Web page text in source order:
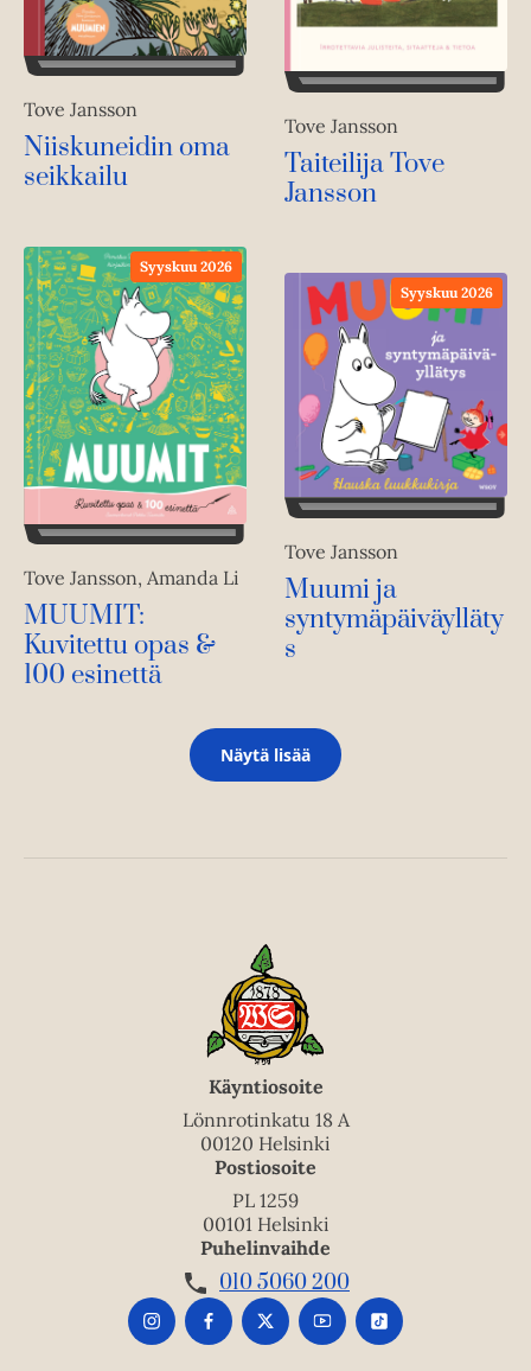
Tove Jansson
Niiskuneidin oma
seikkailu
Tove Jansson
Taiteilija Tove
Jansson
Syyskuu 2026
Tove Jansson, Amanda Li
MUUMIT:
Kuvitettu opas &
100 esinettä
Syyskuu 2026
Tove Jansson
Muumi ja
syntymäpäiväylläty
s
Näytä lisää
Käyntiosoite
Lönnrotinkatu 18 A
00120 Helsinki
Postiosoite
PL 1259
00101 Helsinki
Puhelinvaihde
010 5060 200